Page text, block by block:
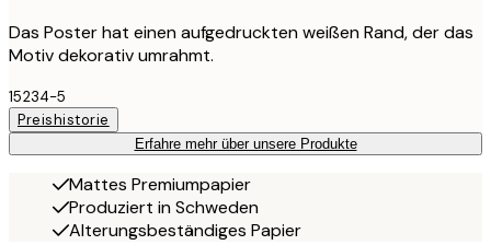
Das Poster hat einen aufgedruckten weißen Rand, der das
Motiv dekorativ umrahmt.
15234-5
Preishistorie
Erfahre mehr über unsere Produkte
Mattes Premiumpapier
Produziert in Schweden
Alterungsbeständiges Papier